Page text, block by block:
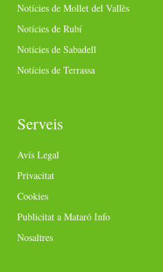
Notícies de Mollet del Vallès
Notícies de Rubí
Notícies de Sabadell
Notícies de Terrassa
Serveis
Avís Legal
Privacitat
Cookies
Publicitat a Mataró Info
Nosaltres